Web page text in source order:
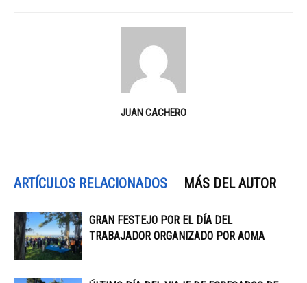
JUAN CACHERO
ARTÍCULOS RELACIONADOS MÁS DEL AUTOR
GRAN FESTEJO POR EL DÍA DEL
TRABAJADOR ORGANIZADO POR AOMA